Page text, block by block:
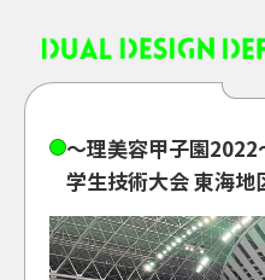
〜理美容甲子園2022
学生技術大会東海地